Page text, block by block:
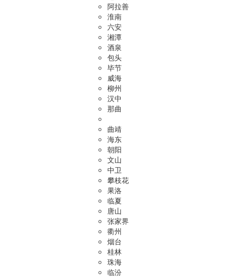
阿拉善
淮南
六安
湘潭
酒泉
包头
毕节
威海
柳州
汉中
那曲
曲靖
海东
朝阳
文山
中卫
攀枝花
果洛
临夏
唐山
张家界
衢州
烟台
桂林
珠海
临汾